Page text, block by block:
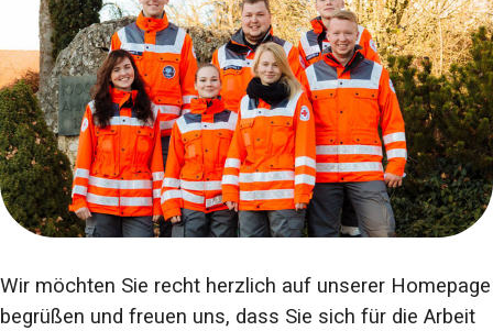
Wir möchten Sie recht herzlich auf unserer Homepage
begrüßen und freuen uns, dass Sie sich für die Arbeit